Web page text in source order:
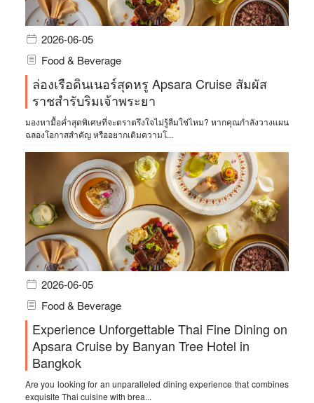
2026-06-05
Food & Beverage
ล่องเรือดินเนอร์สุดหรู Apsara Cruise สัมผัส
ราชสำรับริมเจ้าพระยา
มองหามื้อค่ำสุดพิเศษที่จะตราตรึงใจไม่รู้ลืมใช่ไหม? หากคุณกำลังวางแผน
ฉลองโอกาสสำคัญ หรืออยากเติมความโ...
2026-06-05
Food & Beverage
Experience Unforgettable Thai Fine Dining on
Apsara Cruise by Banyan Tree Hotel in
Bangkok
Are you looking for an unparalleled dining experience that combines
exquisite Thai cuisine with brea...